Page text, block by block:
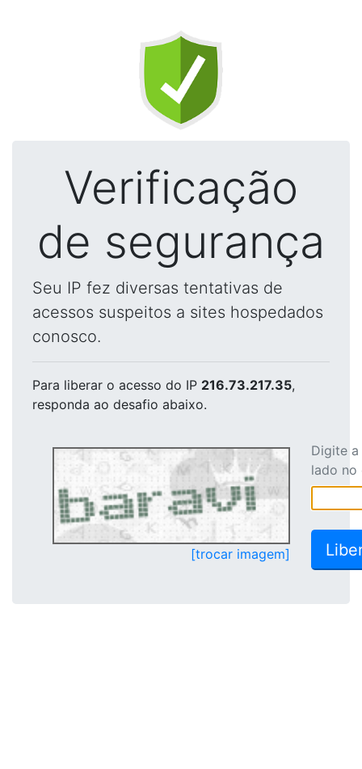
Verificação
de segurança
Seu IP fez diversas tentativas de
acessos suspeitos a sites hospedados
conosco.
Para liberar o acesso do IP 216.73.217.35,
responda ao desafio abaixo.
[trocar imagem]
Digite
lado no